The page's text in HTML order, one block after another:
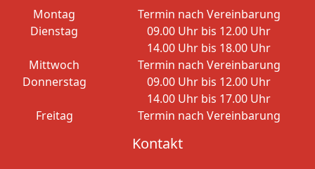
Montag
Termin nach Vereinbarung
Dienstag
09.00 Uhr bis 12.00 Uhr
14.00 Uhr bis 18.00 Uhr
Mittwoch
Termin nach Vereinbarung
Donnerstag
09.00 Uhr bis 12.00 Uhr
14.00 Uhr bis 17.00 Uhr
Freitag
Termin nach Vereinbarung
Kontakt